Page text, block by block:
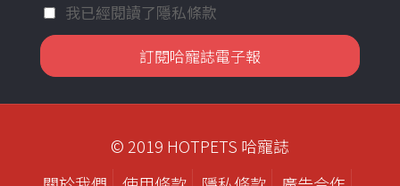
我已經閱讀了隱私條款
© 2019 HOTPETS 哈寵誌